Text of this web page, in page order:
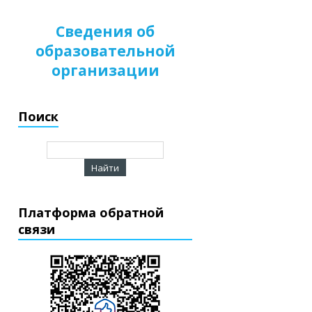
Сведения об
образовательной
организации
Поиск
Платформа обратной
связи